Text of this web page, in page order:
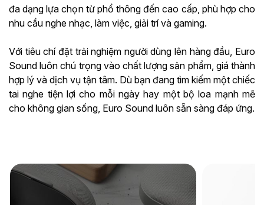
đa dạng lựa chọn từ phổ thông đến cao cấp, phù hợp cho
nhu cầu nghe nhạc, làm việc, giải trí và gaming.
Với tiêu chí đặt trải nghiệm người dùng lên hàng đầu, Euro
Sound luôn chú trọng vào chất lượng sản phẩm, giá thành
hợp lý và dịch vụ tận tâm. Dù bạn đang tìm kiếm một chiếc
tai nghe tiện lợi cho mỗi ngày hay một bộ loa mạnh mẽ
cho không gian sống, Euro Sound luôn sẵn sàng đáp ứng.